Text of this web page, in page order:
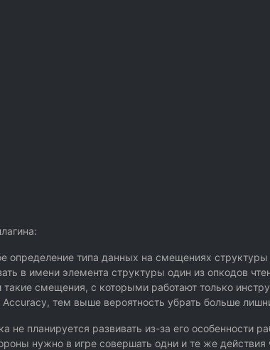
определение типа данных на смещениях
в имени элемента структуры один из опкодов
такие смещения, с которыми работают только
тем выше вероятность убрать больше
не планируется развивать из-за его
нужно в игре совершать одни и те же